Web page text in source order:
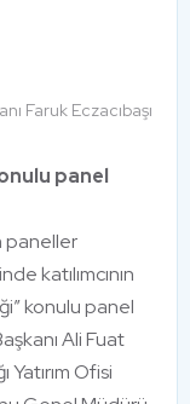
Faruk Eczacıbaşı
panel
paneller
katılımcının
konulu panel
Ali Fuat
Ofisi